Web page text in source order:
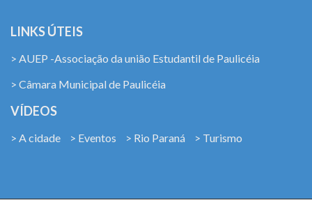
LINKS ÚTEIS
> AUEP -Associação da união Estudantil de Paulicéia
> Câmara Municipal de Paulicéia
VÍDEOS
> A cidade > Eventos > Rio Paraná > Turismo